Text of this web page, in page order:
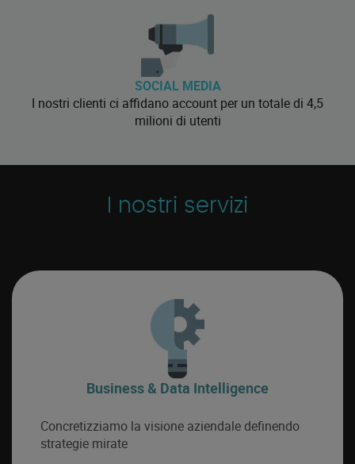
SOCIAL MEDIA
I nostri clienti ci affidano account per un totale di 4,5
milioni di utenti
I nostri servizi
Business & Data Intelligence
Concretizziamo la visione aziendale definendo
strategie mirate